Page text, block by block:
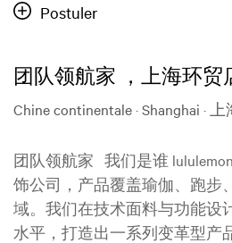
Postuler
团队领航家 ，上海环贸
Chine continentale · Shanghai · 上
团队领航家 我们是谁
饰公司，产品覆盖瑜伽、跑步
域。我们在技术面料与功能设
水平，打造出一系列变革型产